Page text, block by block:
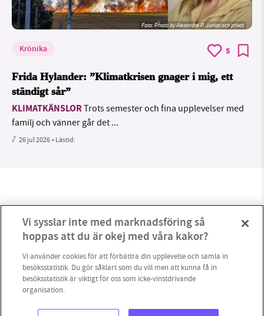
Foto:Photo by Alexandre P. Junior och privat
Krönika 5
Frida Hylander: ”Klimatkrisen gnager i mig, ett
ständigt sår”
KLIMATKÄNSLORTrots semester och fina upplevelser med
familj och vänner går det ...
26 jul 2026• Lästid:
Vi sysslar inte med marknadsföring så
hoppas att du är okej med våra kakor?
Vi använder cookies för att förbättra din upplevelse och samla in
besöksstatistik. Du gör såklart som du vill men att kunna få in
besöksstatistik är viktigt för oss som icke-vinstdrivande
organisation.